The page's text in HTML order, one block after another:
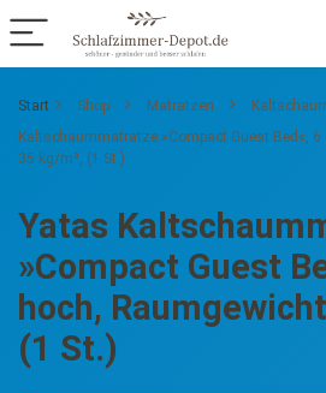
Start Shop Matratzen
Kaltschaummatratze »Compact Guest Bed«,
35 kg/m³, (1 St.)
Yatas
»Compact Guest
hoch,
(1 St.)